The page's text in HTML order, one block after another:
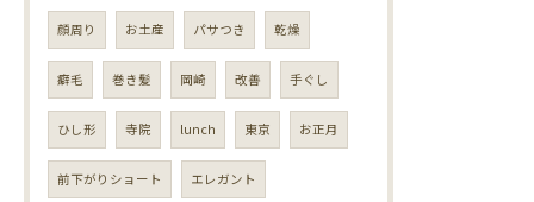
顔周り お土産 パサつき 乾燥
癖毛 巻き髪 岡崎 改善 手ぐし
ひし形 寺院 lunch 東京 お正月
前下がりショート エレガント